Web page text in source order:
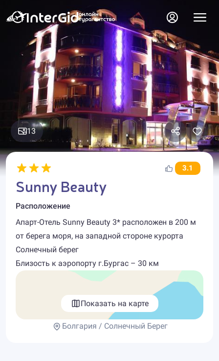
13
3.1
Sunny Beauty
Расположение
Апарт-Отель Sunny Beauty 3* расположен в 200 м
от берега моря, на западной стороне курорта
Солнечный берег
Близость к аэропорту г.Бургас – 30 км
Показать на карте
Болгария / Солнечный Берег